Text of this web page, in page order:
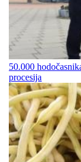
50.000
procesija